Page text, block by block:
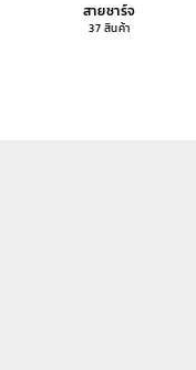
สายชาร์จ
37 สินค้า